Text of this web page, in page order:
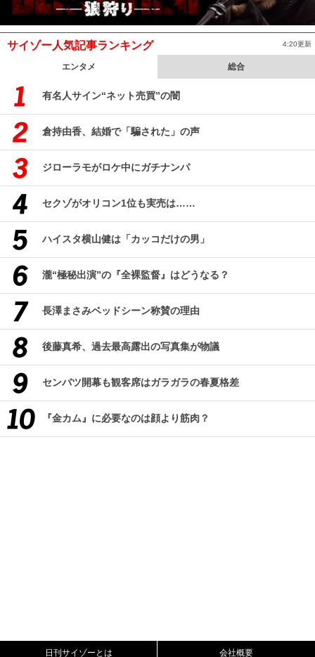
サイゾー人気記事ランキング 4:20更新
エンタメ 総合
有名人サイン“ネット売買”の闇
倉持由香、結婚で「騙された」の声
ジローラモがロケ中にガチナンパ
セクゾがオリコン1位も実売は……
ハイスタ横山健は「カッコだけの男」
瀧“極秘出演”の『全裸監督』はどうなる？
長澤まさみベッドシーン称賛の理由
後藤真希、過去最高露出の写真集が物議
センバツ開幕も観客席はガラガラの春夏格差
『金カム』に必要なのは顔より筋肉？
日刊サイゾーとは 会社概要